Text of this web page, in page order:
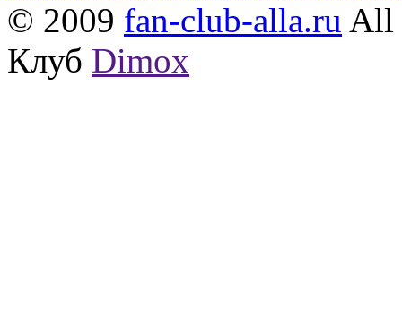
© 2009 fan-club-alla.ru All
Клуб Dimox